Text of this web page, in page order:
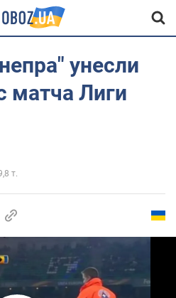
унесли
матча Лиги
т.